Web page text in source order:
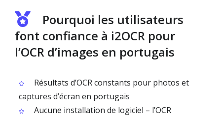
Pourquoi les utilisateurs
font confiance à i2OCR pour
l’OCR d’images en portugais
Résultats d’OCR constants pour photos et
captures d’écran en portugais
Aucune installation de logiciel – l’OCR